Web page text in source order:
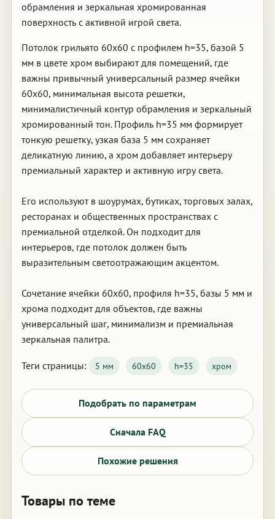
обрамления и зеркальная хромированная
поверхность с активной игрой света.
Потолок грильято 60х60 с профилем h=35, базой 5
мм в цвете хром выбирают для помещений, где
важны привычный универсальный размер ячейки
60х60, минимальная высота решетки,
минималистичный контур обрамления и зеркальный
хромированный тон. Профиль h=35 мм формирует
тонкую решетку, узкая база 5 мм сохраняет
деликатную линию, а хром добавляет интерьеру
премиальный характер и активную игру света.
Его используют в шоурумах, бутиках, торговых залах,
ресторанах и общественных пространствах с
премиальной отделкой. Он подходит для
интерьеров, где потолок должен быть
выразительным светоотражающим акцентом.
Сочетание ячейки 60х60, профиля h=35, базы 5 мм и
хрома подходит для объектов, где важны
универсальный шаг, минимализм и премиальная
зеркальная палитра.
Теги страницы: 5 мм 60х60 h=35 хром
Подобрать по параметрам
Сначала FAQ
Похожие решения
Товары по теме